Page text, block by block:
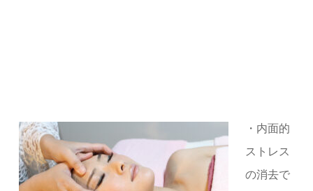
・内面的
ストレス
の消去で